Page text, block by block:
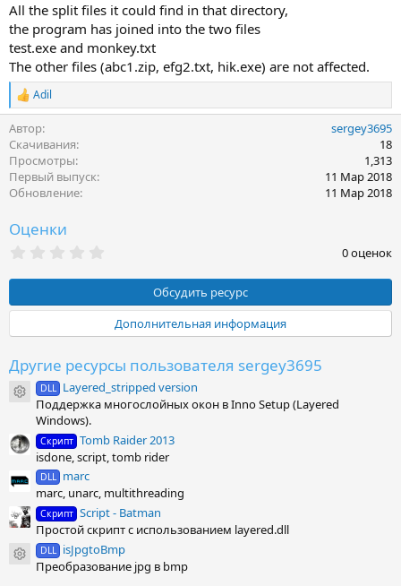
All the split files it could find in that directory,
the program has joined into the two files
test.exe and monkey.txt
The other files (abc1.zip, efg2.txt, hik.exe) are not affected.
Р
е
а
к
ц
и
и
:
Adil
Автор
sergey3695
Скачивания
18
Просмотры
1,313
Первый выпуск
11 Мар 2018
Обновление
11 Мар 2018
Оценки
0
з
в
0 оценок
Обсудить ресурс
Дополнительная информация
Другие ресурсы пользователя sergey3695
Иконка ресурса
DLL Layered_stripped version
Поддержка многослойных окон в Inno Setup (Layered
Windows).
Скрипт Tomb Raider 2013
isdone, script, tomb rider
DLL marc
marc, unarc, multithreading
Скрипт Script - Batman
Простой скрипт с использованием layered.dll
Иконка ресурса
DLL
isJpgtoBmp
Преобразование jpg в bmp